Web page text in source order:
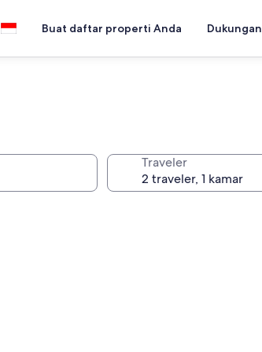
Buat daftar properti Anda Dukungan
Traveler